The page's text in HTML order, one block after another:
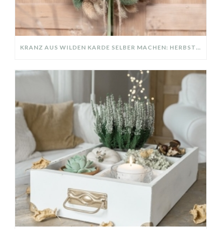
KRANZ AUS WILDEN KARDE SELBER MACHEN: HERBSTDEKO GANZ EINFACH